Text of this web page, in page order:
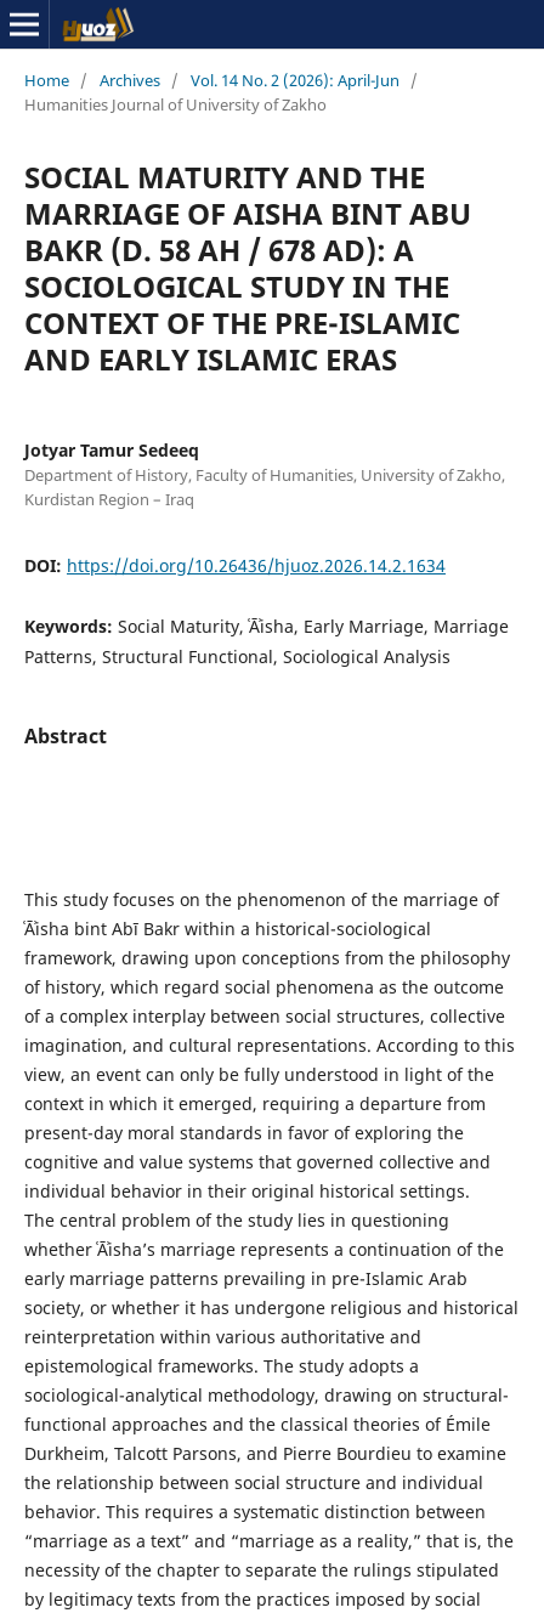
Home / Archives / Vol. 14 No. 2 (2026): April-Jun
/
Humanities Journal of University of Zakho
SOCIAL MATURITY AND THE
MARRIAGE OF AISHA BINT ABU
BAKR (D. 58 AH / 678 AD): A
SOCIOLOGICAL STUDY IN THE
CONTEXT OF THE PRE-ISLAMIC
AND EARLY ISLAMIC ERAS
Jotyar Tamur Sedeeq
Department of History, Faculty of Humanities, University of Zakho,
Kurdistan Region – Iraq
DOI: https://doi.org/10.26436/hjuoz.2026.14.2.1634
Keywords: Social Maturity, ʿĀʾisha, Early Marriage, Marriage
Patterns, Structural Functional, Sociological Analysis
Abstract
This study focuses on the phenomenon of the marriage of
ʿĀʾisha bint Abī Bakr within a historical-sociological
framework, drawing upon conceptions from the philosophy
of history, which regard social phenomena as the outcome
of a complex interplay between social structures, collective
imagination, and cultural representations. According to this
view, an event can only be fully understood in light of the
context in which it emerged, requiring a departure from
present-day moral standards in favor of exploring the
cognitive and value systems that governed collective and
individual behavior in their original historical settings.
The central problem of the study lies in questioning
whether ʿĀʾisha’s marriage represents a continuation of the
early marriage patterns prevailing in pre-Islamic Arab
society, or whether it has undergone religious and historical
reinterpretation within various authoritative and
epistemological frameworks. The study adopts a
sociological-analytical methodology, drawing on structural-
functional approaches and the classical theories of Émile
Durkheim, Talcott Parsons, and Pierre Bourdieu to examine
the relationship between social structure and individual
behavior. This requires a systematic distinction between
“marriage as a text” and “marriage as a reality,” that is, the
necessity of the chapter to separate the rulings stipulated
by legitimacy texts from the practices imposed by social